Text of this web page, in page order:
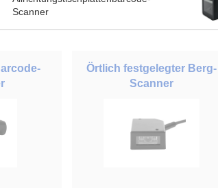
Scanner
Örtlich festgelegter Berg-
Scanner